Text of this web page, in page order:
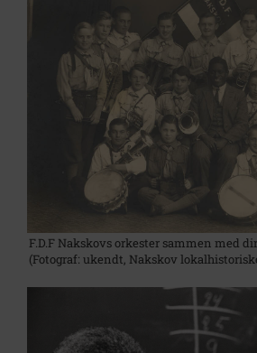
F.D.F Nakskovs orkester sammen med
(Fotograf: ukendt, Nakskov